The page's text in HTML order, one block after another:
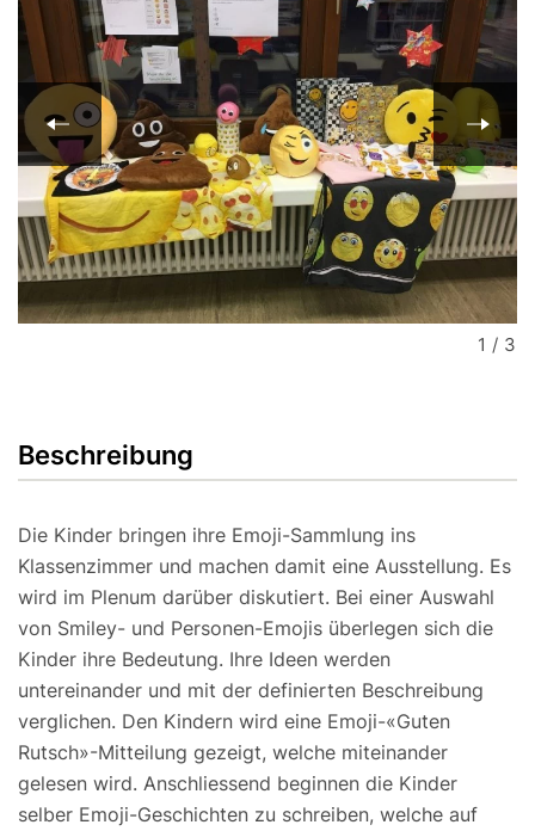
1 / 3
Beschreibung
Die Kinder bringen ihre Emoji-Sammlung ins
Klassenzimmer und machen damit eine Ausstellung. Es
wird im Plenum darüber diskutiert. Bei einer Auswahl
von Smiley- und Personen-Emojis überlegen sich die
Kinder ihre Bedeutung. Ihre Ideen werden
untereinander und mit der definierten Beschreibung
verglichen. Den Kindern wird eine Emoji-«Guten
Rutsch»-Mitteilung gezeigt, welche miteinander
gelesen wird. Anschliessend beginnen die Kinder
selber Emoji-Geschichten zu schreiben, welche auf